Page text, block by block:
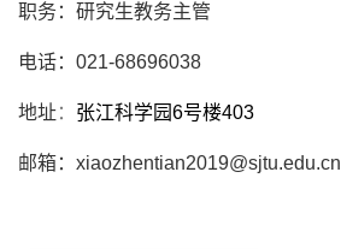
职务：研究生教务主管
电话：021-68696038
地址： 张江科学园6号楼403
邮箱：xiaozhentian2019@sjtu.edu.cn